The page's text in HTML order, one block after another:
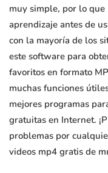
muy simple, por lo que
aprendizaje antes de
con la mayoría de los
este software para
favoritos en formato
muchas funciones
mejores programas
gratuitas en Internet.
problemas por
videos mp4 gratis de